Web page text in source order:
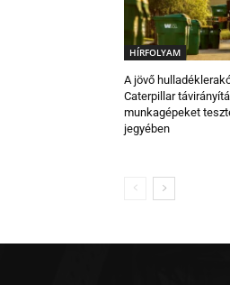
HÍRFOLYAM
A jövő
Caterpillar
munkagépeket
jegyében